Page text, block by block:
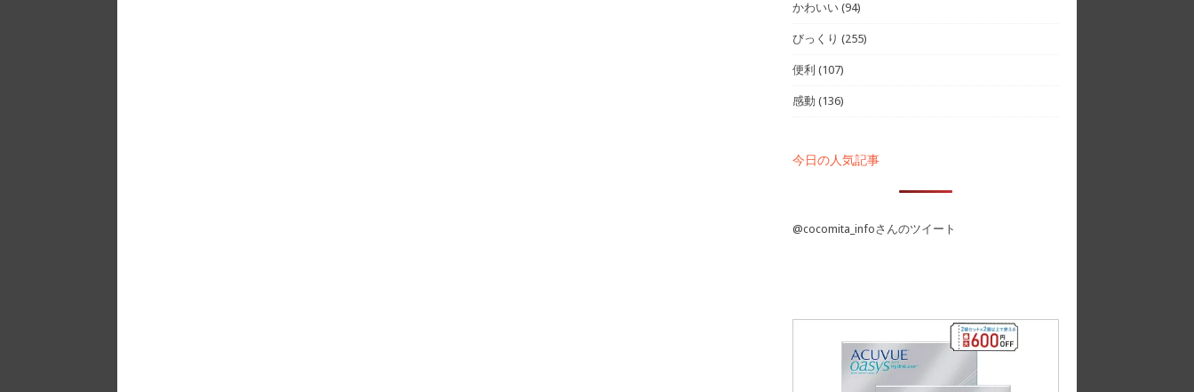
かわいい (94)
びっくり (255)
便利 (107)
感動 (136)
今日の人気記事
@cocomita_infoさんのツイート